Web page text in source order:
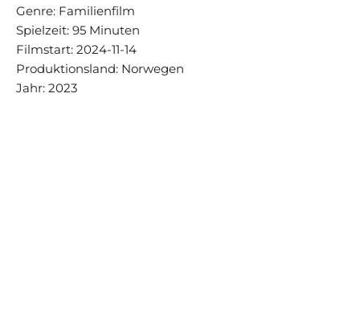
Genre: Familienfilm
Spielzeit: 95 Minuten
Filmstart: 2024-11-14
Produktionsland: Norwegen
Jahr: 2023